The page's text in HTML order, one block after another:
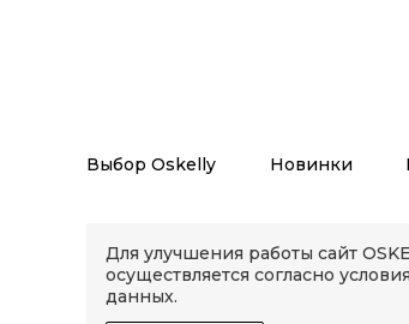
Выбор Oskelly Новинки
Для улучшения работы сайт
осуществляется согласно
данных.